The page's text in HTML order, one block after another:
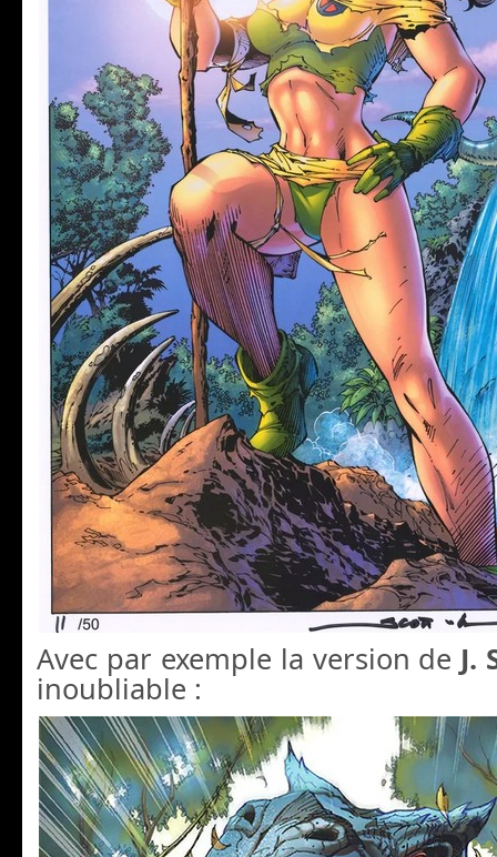
Avec par exemple la version de J.
inoubliable :